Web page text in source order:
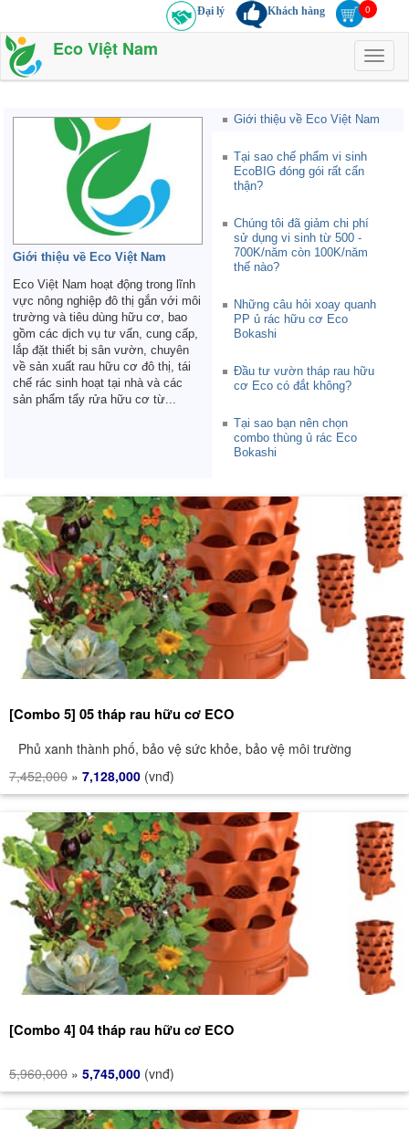
Đại lý Khách hàng
Eco Việt Nam
Giới thiệu về Eco Việt Nam
Eco Việt Nam hoạt động trong lĩnh
vực nông nghiệp đô thị gắn với môi
trường và tiêu dùng hữu cơ, bao
gồm các dịch vụ tư vấn, cung cấp,
lắp đặt thiết bị sân vườn, chuyên
về sản xuất rau hữu cơ đô thị, tái
chế rác sinh hoạt tại nhà và các
sản phẩm tẩy rửa hữu cơ từ...
Giới thiệu về Eco Việt Nam
Tại sao chế phẩm vi sinh
EcoBIG đóng gói rất cẩn
thận?
Chúng tôi đã giảm chi phí
sử dụng vi sinh từ 500 -
700K/năm còn 100K/năm
thế nào?
Những câu hỏi xoay quanh
PP ủ rác hữu cơ Eco
Bokashi
Đầu tư vườn tháp rau hữu
cơ Eco có đắt không?
Tại sao bạn nên chọn
combo thùng ủ rác Eco
Bokashi
[Combo 5] 05 tháp rau hữu cơ ECO
Phủ xanh thành phố, bảo vệ sức khỏe, bảo vệ môi trường
7,452,000 » 7,128,000 (vnđ)
[Combo 4] 04 tháp rau hữu cơ ECO
5,960,000 » 5,745,000 (vnđ)